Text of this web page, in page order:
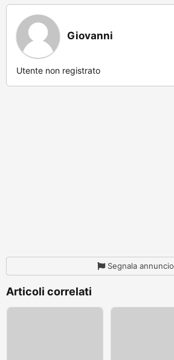
Giovanni
Utente non registrato
Segnala annuncio
Articoli correlati